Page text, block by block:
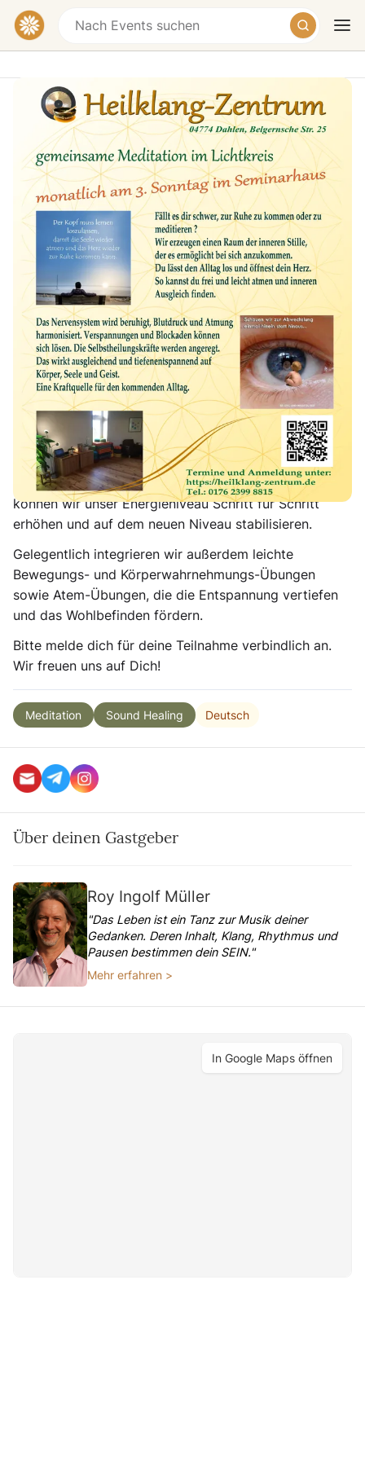
HeuteMorgenWochenende
gemeinsame Meditation im
Lichtkreis
Heilklang-Zentrum, Belgernsche Straße,
Dahlen, Germany
Die Woche abschütteln und wieder in den Ausgleich
kommen — das gelingt leicht in diesem offenen,
lichtvollen Raum. Hier findest du den geschützten
Rahmen, um gemeinsame Meditationen und Übungen
zu erleben und dich der optimalen Entfaltung deines
Potentials zur Verstärkung von Lebenskraft und
Lebensfreude zu widmen.
Du brauchst keine Vorkenntnisse und keine Erfahrung;
ein Einsteigen ist jederzeit möglich. Die Inhalte der
Abende werden jeweils individuell an die aktuelle
Situation angepasst, sodass wir energetisch gestärkt
in die nächsten Tage gehen. Durch Regelmäßigkeit
können wir unser Energieniveau Schritt für Schritt
erhöhen und auf dem neuen Niveau stabilisieren.
Gelegentlich integrieren wir außerdem leichte
Bewegungs- und Körperwahrnehmungs-Übungen
sowie Atem-Übungen, die die Entspannung vertiefen
und das Wohlbefinden fördern.
Bitte melde dich für deine Teilnahme verbindlich an.
Wir freuen uns auf Dich!
Meditation Sound Healing Deutsch
Über deinen Gastgeber
Roy Ingolf Müller
"Das Leben ist ein Tanz zur Musik deiner
Gedanken. Deren Inhalt, Klang, Rhythmus und
Pausen bestimmen dein SEIN."
Mehr erfahren >
In Google Maps öffnen